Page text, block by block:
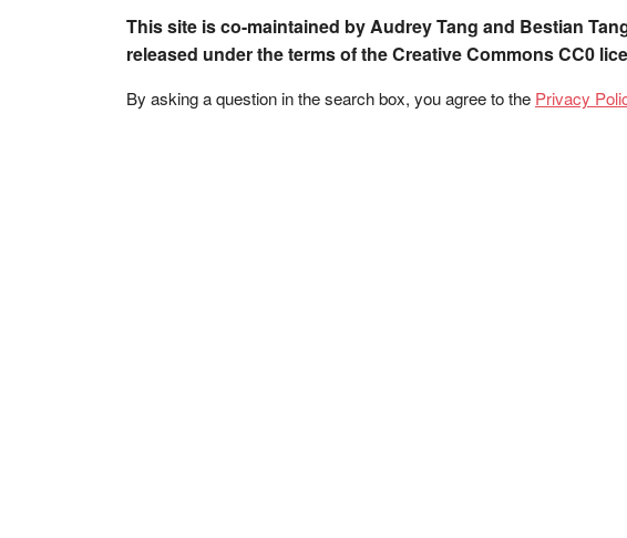
This site is co-maintained by Audrey Tang and Bestian
released under the terms of the Creative Commons CC0
By asking a question in the search box, you agree to the Privacy